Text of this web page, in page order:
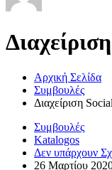
Αρχική Σελίδα
Συμβουλές
Διαχείριση
Συμβουλές
Katalogos
Δεν υπάρχουν
26 Μαρτίου